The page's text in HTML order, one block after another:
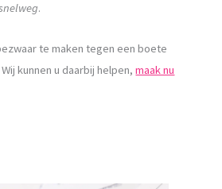
.
te maken tegen een boete
kunnen u daarbij helpen,maak nu